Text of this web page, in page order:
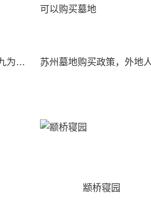
九九重阳-岁月情长-九九为阳-地久天长
颛桥寝园